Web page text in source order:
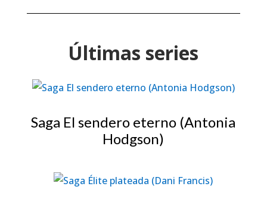
Últimas series
Saga El sendero eterno (Antonia
Hodgson)